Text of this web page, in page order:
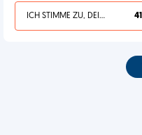
ICH STIMME ZU, DEIN LEBEN IST SCHEISSE 41